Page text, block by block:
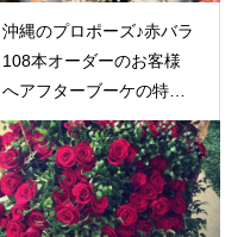
沖縄のプロポーズ♪赤バラ
108本オーダーのお客様
へアフターブーケの特典
始めました！